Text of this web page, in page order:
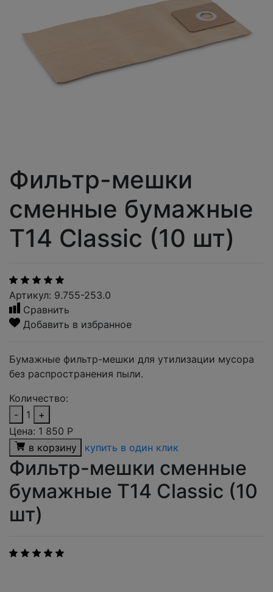
Фильтр-мешки
сменные бумажные
T14 Сlassic (10 шт)
Артикул: 9.755-253.0
Сравнить
Добавить в избранное
Бумажные фильтр-мешки для утилизации мусора
без распространения пыли.
Количество:
-
1
+
Цена: 1 850 Р
в корзину
купить в один клик
Фильтр-мешки сменные
бумажные T14 Сlassic (10
шт)